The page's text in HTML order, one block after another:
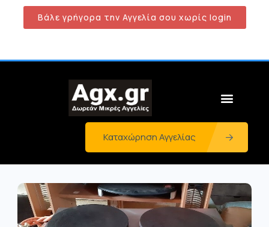
Βάλε γρήγορα την Αγγελία σου χωρίς login
Καταχώρηση Αγγελίας